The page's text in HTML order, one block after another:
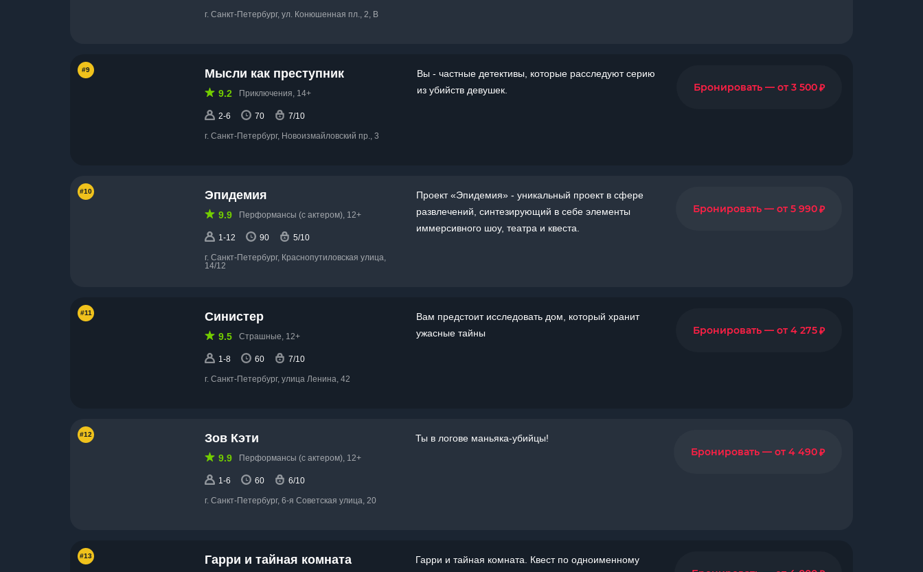
г. Санкт-Петербург, ул. Конюшенная пл., 2, B
#9 Мысли как преступник
9.2 Приключения, 14+
2-6 70 7/10
г. Санкт-Петербург, Новоизмайловский пр., 3
Вы - частные детективы, которые расследуют серию
из убийств девушек.
Бронировать — от 3 500₽
#10 Эпидемия
9.9 Перформансы (с актером), 12+
1-12 90 5/10
г. Санкт-Петербург, Краснопутиловская улица,
14/12
Проект «Эпидемия» - уникальный проект в сфере
развлечений, синтезирующий в себе элементы
иммерсивного шоу, театра и квеста.
Бронировать — от 5 990₽
#11 Синистер
9.5 Страшные, 12+
1-8 60 7/10
г. Санкт-Петербург, улица Ленина, 42
Вам предстоит исследовать дом, который хранит
ужасные тайны
Бронировать — от 4 275₽
#12 Зов Кэти
9.9 Перформансы (с актером), 12+
1-6 60 6/10
г. Санкт-Петербург, 6-я Советская улица, 20
Ты в логове маньяка-убийцы!
Бронировать — от 4 490₽
#13 Гарри и тайная комната
Гарри и тайная комната. Квест по одноименному